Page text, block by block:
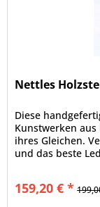
Nettles
Diese
Kunstwerken
ihres Gleichen.
und das beste
159,20 € *